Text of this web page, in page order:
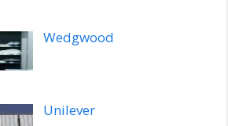
Wedgwood
Unilever